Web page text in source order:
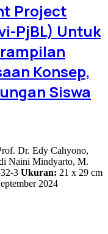
Project
PjBL) Untuk
Konsep,
Siswa
Dr. Edy Cahyono,
Naini Mindyarto, M.
3 Ukuran: 21 x 29 cm
2024